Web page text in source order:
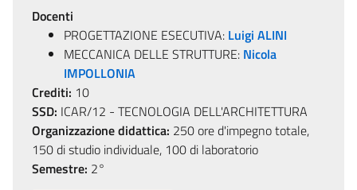
Docenti
PROGETTAZIONE ESECUTIVA: Luigi ALINI
MECCANICA DELLE STRUTTURE: Nicola
IMPOLLONIA
Crediti: 10
SSD: ICAR/12 - TECNOLOGIA DELL'ARCHITETTURA
Organizzazione didattica: 250 ore d'impegno totale,
150 di studio individuale, 100 di laboratorio
Semestre: 2°